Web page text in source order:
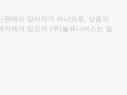
판매의 당사자가 아니므로, 상품의
자에게 있으며 (주)놀유니버스는 일